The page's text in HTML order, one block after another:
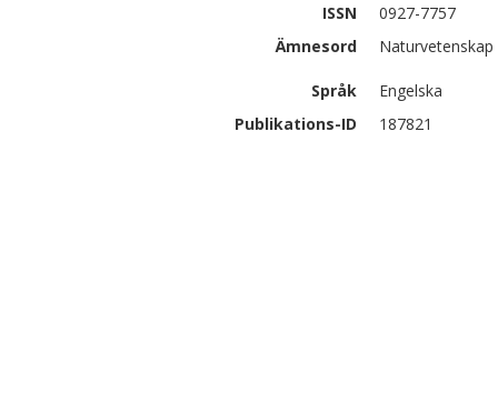
ISSN
0927-7757
Ämnesord
Språk
Engelska
Publikations-ID
187821